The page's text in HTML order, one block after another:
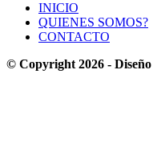
INICIO
QUIENES SOMOS?
CONTACTO
© Copyright 2026 -